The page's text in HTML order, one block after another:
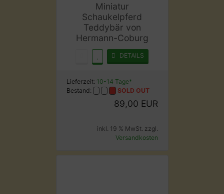
Miniatur
Schaukelpferd
Teddybär von
Hermann-Coburg
DETAILS
Lieferzeit: 10-14 Tage*
Bestand:
SOLD OUT
89,00 EUR
inkl. 19 % MwSt. zzgl.
Versandkosten